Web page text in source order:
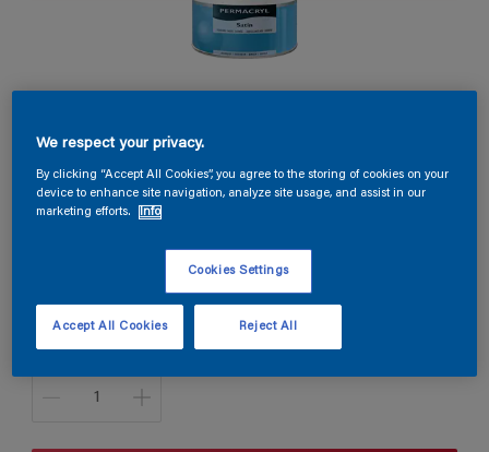
Permacryl Satin
C1.23.64
Kleur wijzigen
Verpakkingsgrootte
Aantal
We respect your privacy.
By clicking “Accept All Cookies”, you agree to the storing of cookies on your
device to enhance site navigation, analyze site usage, and assist in our
marketing efforts.
Info
Cookies Settings
Reject All
Accept All Cookies